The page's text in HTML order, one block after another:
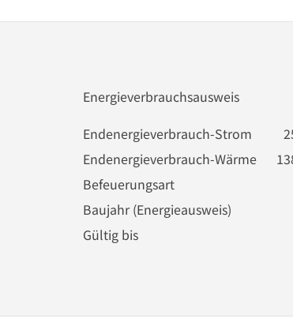
Energieverbrauchsausweis
Endenergieverbrauch-Strom
Endenergieverbrauch-Wärme
Befeuerungsart
Baujahr (Energieausweis)
Gültig bis